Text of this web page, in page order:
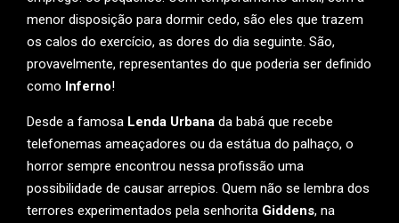
menor disposição para dormir cedo, são eles que trazem
os calos do exercício, as dores do dia seguinte. São,
provavelmente, representantes do que poderia ser definido
como Inferno!
Desde a famosa Lenda Urbana da babá que recebe
telefonemas ameaçadores ou da estátua do palhaço, o
horror sempre encontrou nessa profissão uma
possibilidade de causar arrepios. Quem não se lembra dos
terrores experimentados pela senhorita Giddens, na